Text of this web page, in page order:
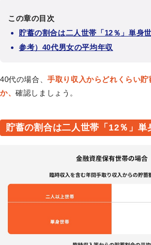
この章の目次
貯蓄の割合は二人世帯「12％」単身世
参考）40代男女の平均年収
40代の場合、手取り収入からどれくらい
か、確認しましょう。
貯蓄の割合は二人世帯「12％」単